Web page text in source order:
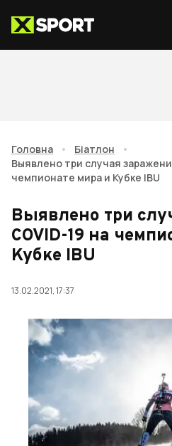
Головна • Біатлон
•
Выявлено три случая
чемпионате мира и Кубке IBU
Выявлено три
COVID-19 на
Кубке IBU
13.02.2021, 17:37